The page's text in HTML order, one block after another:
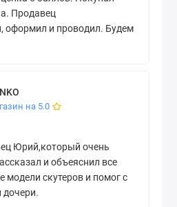
Продавец
оформил и проводил. Будем
на 5.0
Юрий,который очень
и объеяснил все
модели скутеров и помог с